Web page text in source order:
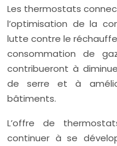
Les thermostats
l’optimisation de la
lutte contre le
consommation de
contribueront à
de serre et à
bâtiments.
L’offre de
continuer à se